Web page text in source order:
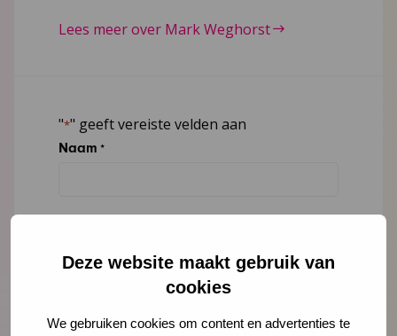
Deze website maakt gebruik van
cookies
We gebruiken cookies om content en advertenties te
Lees meer over Mark Weghorst
"*" geeft vereiste velden aan
Naam *